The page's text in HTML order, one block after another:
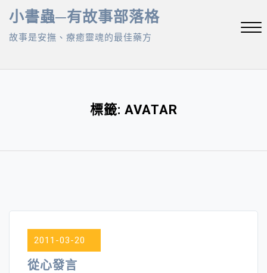
Skip
content
小書蟲─有故事部落格
故事是安撫、療癒靈魂的最佳藥方
標籤: AVATAR
2011-03-20
從心發言